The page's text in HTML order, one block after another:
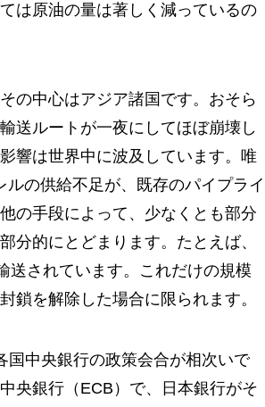
は原油の量は著しく減っているの
の中心はアジア諸国です。おそら
送ルートが一夜にしてほぼ崩壊し
響は世界中に波及しています。唯
の供給不足が、既存のパイプライ
の手段によって、少なくとも部分
分的にとどまります。たとえば、
送されています。これだけの規模
鎖を解除した場合に限られます。
国中央銀行の政策会合が相次いで
央銀行（ECB）で、日本銀行がそ